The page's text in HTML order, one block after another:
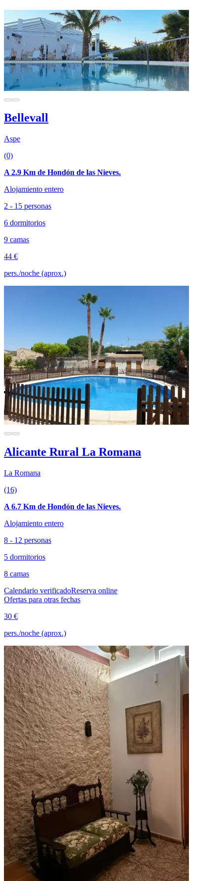
Bellevall
Aspe
(0)
A 2.9 Km de Hondón de las Nieves.
Alojamiento entero
2 - 15 personas
6 dormitorios
9 camas
44 €
pers./noche (aprox.)
Alicante Rural La Romana
La Romana
(16)
A 6.7 Km de Hondón de las Nieves.
Alojamiento entero
8 - 12 personas
5 dormitorios
8 camas
Calendario verificadoReserva online
Ofertas para otras fechas
30 €
pers./noche (aprox.)